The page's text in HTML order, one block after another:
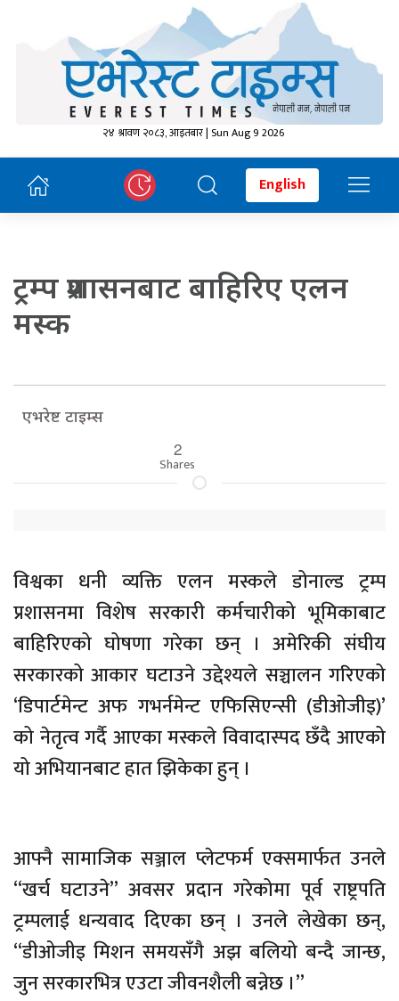
२४ श्रावण २०८३, आइतबार | Sun Aug 9 2026
English
ट्रम्प प्रशासनबाट बाहिरिए एलन
मस्क
एभरेष्ट टाइम्स
2
Shares
विश्वका धनी व्यक्ति एलन मस्कले डोनाल्ड ट्रम्प
प्रशासनमा विशेष सरकारी कर्मचारीको भूमिकाबाट
बाहिरिएको घोषणा गरेका छन् । अमेरिकी संघीय
सरकारको आकार घटाउने उद्देश्यले सञ्चालन गरिएको
‘डिपार्टमेन्ट अफ गभर्नमेन्ट एफिसिएन्सी (डीओजीइ)’
को नेतृत्व गर्दै आएका मस्कले विवादास्पद छँदै आएको
यो अभियानबाट हात झिकेका हुन् ।
आफ्नै सामाजिक सञ्जाल प्लेटफर्म एक्समार्फत उनले
“खर्च घटाउने” अवसर प्रदान गरेकोमा पूर्व राष्ट्रपति
ट्रम्पलाई धन्यवाद दिएका छन् । उनले लेखेका छन्,
“डीओजीइ मिशन समयसँगै अझ बलियो बन्दै जान्छ,
जुन सरकारभित्र एउटा जीवनशैली बन्नेछ ।”